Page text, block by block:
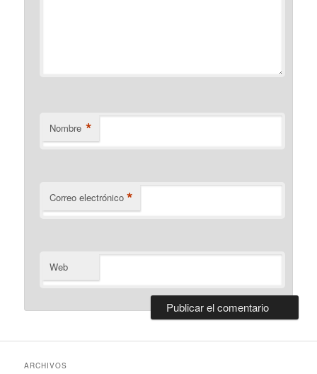
Nombre *
Correo electrónico *
Web
ARCHIVOS